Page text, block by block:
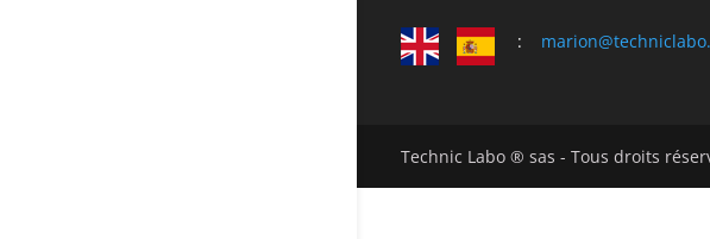
:
Technic Labo ® sas - Tous droits